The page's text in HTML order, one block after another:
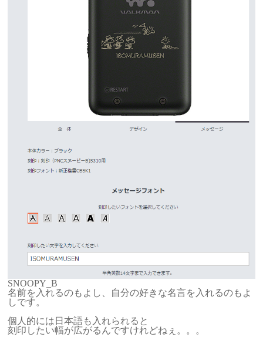
SNOOPY_B
名前を入れるのもよし、自分の好きな名言を入れるのもよ
しです。
個人的には日本語も入れられると
刻印したい幅が広がるんですけれどねぇ。。。